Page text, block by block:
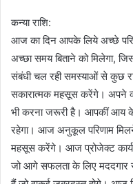
कन्या राशि:
आज का दिन आपके लिये अच्छे
अच्छा समय बिताने को मिलेगा,
संबंधी चल रही समस्याओं से कुछ
सकारात्मक महसूस करेंगे। अपने
भी करना जरूरी है। आपकीं आय
रहेगा। आज अनुकूल परिणाम
महसूस करेंगे। आज प्रोजेक्ट कार्य
जो आगे सफलता के लिए मददगार